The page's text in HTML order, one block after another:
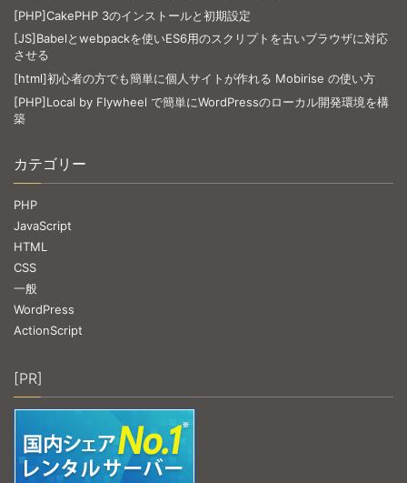
[PHP]CakePHP 3のインストールと初期設定
[JS]Babelとwebpackを使いES6用のスクリプトを古いブラウザに対応
させる
[html]初心者の方でも簡単に個人サイトが作れる Mobirise の使い方
[PHP]Local by Flywheel で簡単にWordPressのローカル開発環境を構
築
カテゴリー
PHP
JavaScript
HTML
CSS
一般
WordPress
ActionScript
[PR]